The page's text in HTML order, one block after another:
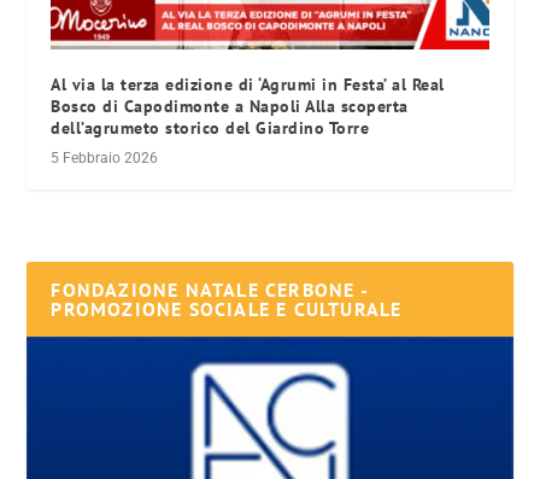
Al via la terza edizione di ‘Agrumi in Festa’ al Real
Bosco di Capodimonte a Napoli Alla scoperta
dell’agrumeto storico del Giardino Torre
5 Febbraio 2026
FONDAZIONE NATALE CERBONE -
PROMOZIONE SOCIALE E CULTURALE